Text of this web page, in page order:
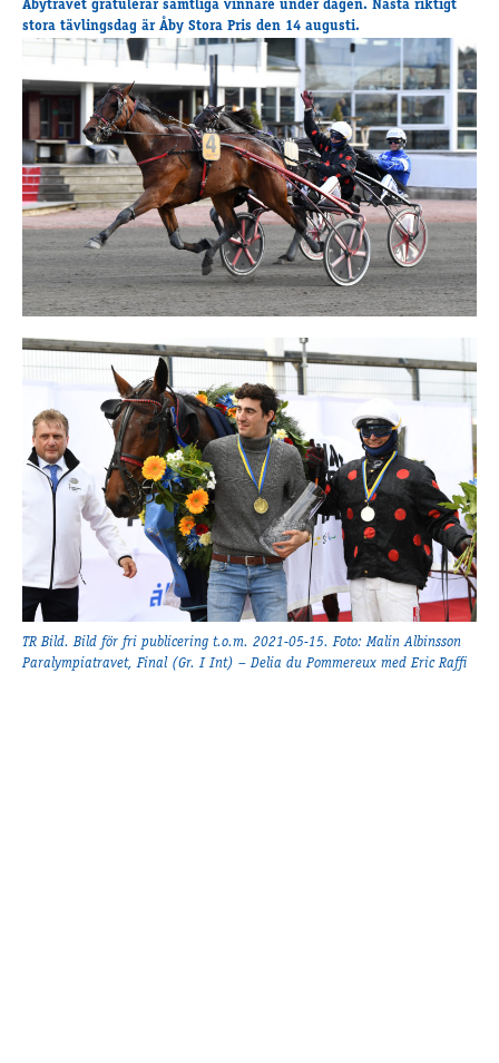
Supertorsdag för företag
Supertorsdag
Ponnytravtävlingar
Ridsport
Om travskolan
Samarbetspartners
Licenskurser
Kursutbud och Aktiviteter
Ungdoms­stipendium
Ledningsgrupp
Styrelsen
Åby Trav­sällskap
Intresseföreningar
Åbytravet gratulerar samtliga vinnare under dagen. Nästa riktigt
stora tävlingsdag är Åby Stora Pris den 14 augusti.
TR Bild. Bild för fri publicering t.o.m. 2021-05-15. Foto: Malin Albinsson
Paralympiatravet, Final (Gr. I Int) – Delia du Pommereux med Eric Raffi